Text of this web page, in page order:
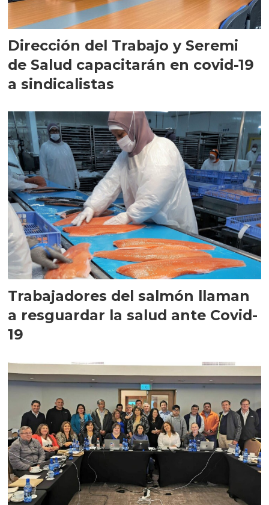
Dirección del Trabajo y Seremi
de Salud capacitarán en covid-19
a sindicalistas
Trabajadores del salmón llaman
a resguardar la salud ante Covid-
19